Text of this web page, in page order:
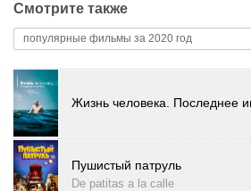
Смотрите также
популярные фильмы за 2020 год
Жизнь человека. Последнее
Пушистый патруль
De patitas a la calle